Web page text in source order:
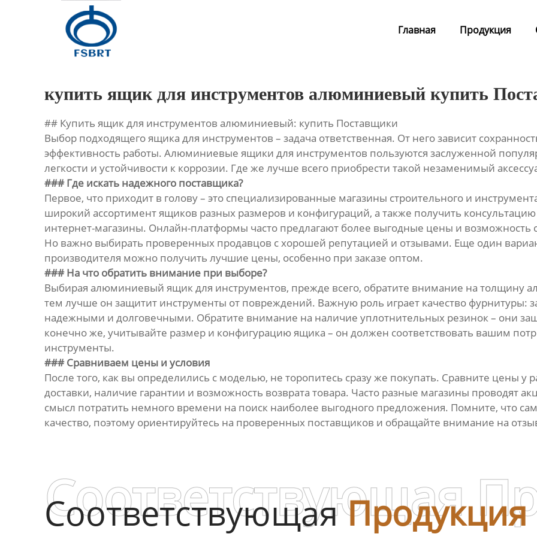
Главная Продукция
Контакты
купить ящик для инструментов алюминиевый купить
## Купить ящик для инструментов алюминиевый: купить Поставщики
Выбор подходящего ящика для инструментов – задача ответственная. От него зависит
эффективность работы. Алюминиевые ящики для инструментов пользуются заслуженной
легкости и устойчивости к коррозии. Где же лучше всего приобрести такой незаменимый
### Где искать надежного поставщика?
Первое, что приходит в голову – это специализированные магазины строительного и
широкий ассортимент ящиков разных размеров и конфигураций, а также получить
интернет-магазины. Онлайн-платформы часто предлагают более выгодные цены и возможность
Но важно выбирать проверенных продавцов с хорошей репутацией и отзывами. Еще один
производителя можно получить лучшие цены, особенно при заказе оптом.
### На что обратить внимание при выборе?
Выбирая алюминиевый ящик для инструментов, прежде всего, обратите внимание на толщину
тем лучше он защитит инструменты от повреждений. Важную роль играет качество фурнитуры:
надежными и долговечными. Обратите внимание на наличие уплотнительных резинок – они
конечно же, учитывайте размер и конфигурацию ящика – он должен соответствовать вашим
инструменты.
### Сравниваем цены и условия
После того, как вы определились с моделью, не торопитесь сразу же покупать. Сравните цены у
доставки, наличие гарантии и возможность возврата товара. Часто разные магазины проводят
смысл потратить немного времени на поиск наиболее выгодного предложения. Помните, что
качество, поэтому ориентируйтесь на проверенных поставщиков и обращайте внимание на
СоответствующаяПродукция
Соответствующая